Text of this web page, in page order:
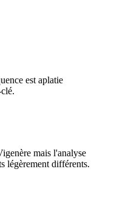
est aplatie
mais l'analyse
légèrement différents.